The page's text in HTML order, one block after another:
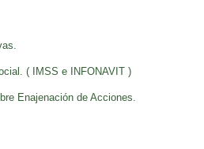
( IMSS e INFONAVIT )
Enajenación de Acciones.